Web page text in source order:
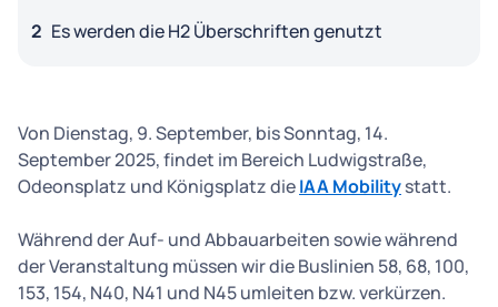
Es werden die H2 Überschriften genutzt
Von Dienstag, 9. September, bis Sonntag, 14.
September 2025, findet im Bereich Ludwigstraße,
Odeonsplatz und Königsplatz dieIAA Mobilitystatt.
Während der Auf- und Abbauarbeiten sowie während
der Veranstaltung müssen wir die Buslinien 58, 68, 100,
153, 154, N40, N41 und N45 umleiten bzw. verkürzen.